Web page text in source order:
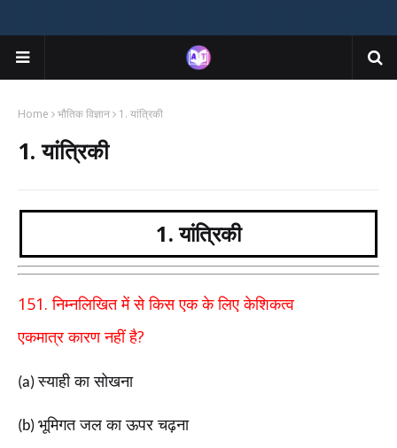
Home भौतिक विज्ञान 1. यांत्रिकी
1. यांत्रिकी
1. यांत्रिकी
151.निम्नलिखित में से किस एक के लिए केशिकत्व
एकमात्र कारण नहीं है?
(a)स्याही का सोखना
(b) भूमिगत जल का ऊपर चढ़ना